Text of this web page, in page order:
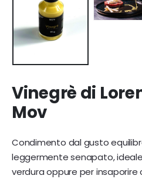
Vinegrè di
Mov
Condimento dal gusto
leggermente senapato,
verdura oppure per insaporire